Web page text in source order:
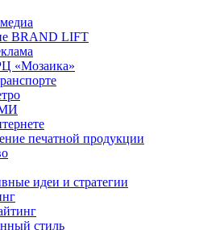
BRAND LIFT
«Мозаика»
печатной продукции
идеи и стратегии
стиль